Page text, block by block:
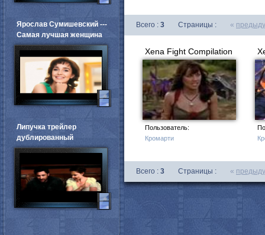
Всего : 3 Страницы : «
Xena Fight Compilation
Пользователь:
Кромарти
Всего : 3 Страницы : «
Ярослав Сумишевский ---
Самая лучшая женщина
Липучка трейлер
дублированный